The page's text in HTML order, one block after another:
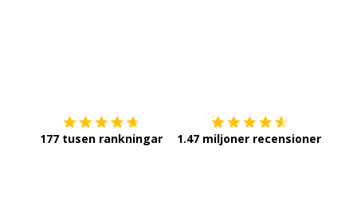
177 tusen rankningar 1.47 miljoner recensioner